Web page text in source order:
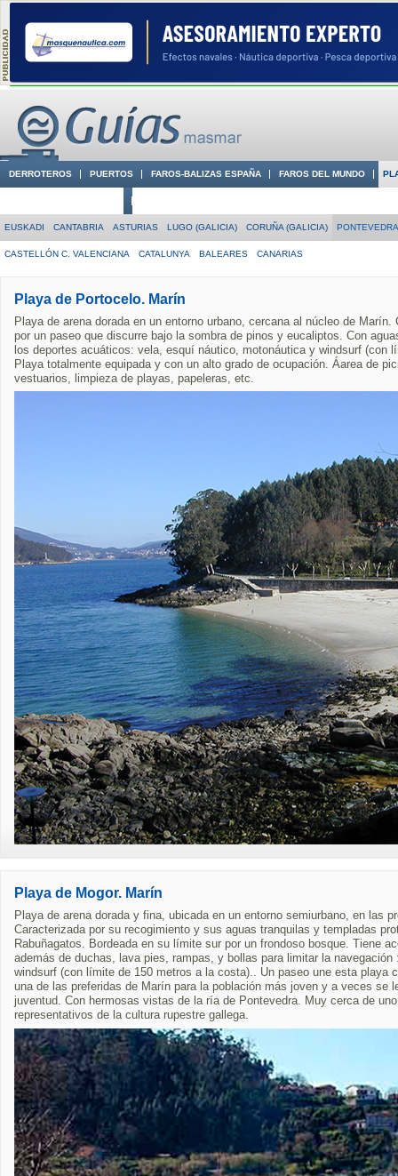
DERROTEROS PUERTOS FAROS-BALIZAS ESPAÑA FAROS DEL MUNDO
EUSKADI CANTABRIA ASTURIAS LUGO (GALICIA) CORUÑA (GALICIA)
CASTELLÓN C. VALENCIANA CATALUNYA BALEARES CANARIAS
Playa de Portocelo. Marín
Playa de arena dorada en un entorno urbano, cercana al núcleo de
por un paseo que discurre bajo la sombra de pinos y eucaliptos. Con
los deportes acuáticos: vela, esquí náutico, motonáutica y windsurf (con
Playa totalmente equipada y con un alto grado de ocupación. Áarea de
vestuarios, limpieza de playas, papeleras, etc.
Playa de Mogor. Marín
Playa de arena dorada y fina, ubicada en un entorno semiurbano, en las
Caracterizada por su recogimiento y sus aguas tranquilas y templadas
Rabuñagatos. Bordeada en su límite sur por un frondoso bosque. Tiene
además de duchas, lava pies, rampas, y bollas para limitar la
windsurf (con límite de 150 metros a la costa).. Un paseo une esta playa
una de las preferidas de Marín para la población más joven y a veces se
juventud. Con hermosas vistas de la ría de Pontevedra. Muy cerca de
representativos de la cultura rupestre gallega.